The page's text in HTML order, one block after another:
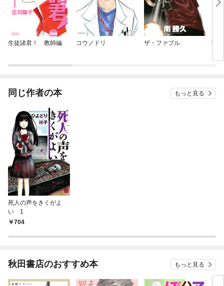
生徒諸君！ 教師編 コウノドリ ザ・ファブル
明
同じ作者の本 もっと見る
死人の声をきくがよ
い 1
704
秋田書店のおすすめ本 もっと見る